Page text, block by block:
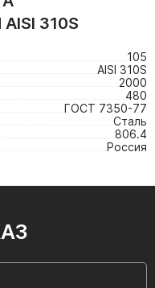
310S
105
AISI 310S
2000
480
ГОСТ 7350-77
Сталь
806.4
Россия